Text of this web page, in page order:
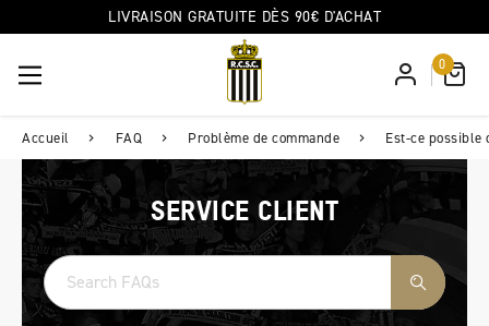
LIVRAISON GRATUITE DÈS 90€ D'ACHAT
0
Accueil FAQ Problème de commande Est-ce possible
SERVICE CLIENT